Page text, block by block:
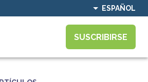
ESPAÑOL
SUSCRIBIRSE